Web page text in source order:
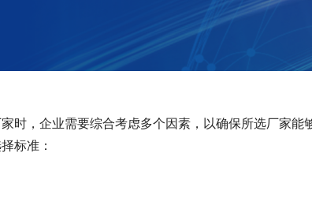
时，企业需要综合考虑多个因素，以确保所选厂家能
标准：